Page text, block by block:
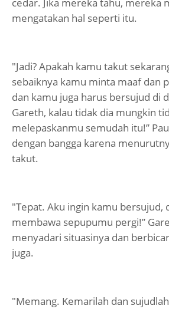
mengatakan hal seperti itu.
"Jadi? Apakah kamu takut
sebaiknya kamu minta maaf dan
dan kamu juga harus bersujud di
Gareth, kalau tidak dia mungkin
melepaskanmu semudah itu!”
dengan bangga karena
takut.
"Tepat. Aku ingin kamu bersujud,
membawa sepupumu pergi!”
menyadari situasinya dan
juga.
"Memang. Kemarilah dan